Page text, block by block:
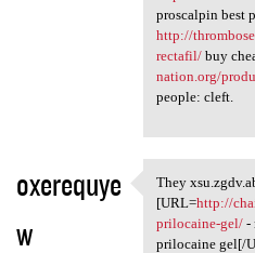
proscalpin best
http://
rectafil/buy
nation.org/
people: cleft.
oxerequye
w
They
They
[URL=http://
prilocaine-gel/-
prilocaine gel[/